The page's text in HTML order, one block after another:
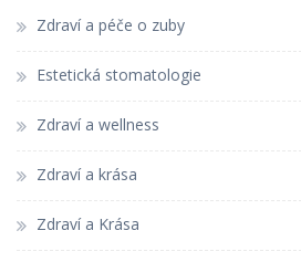
Zdraví a péče o zuby
Estetická stomatologie
Zdraví a wellness
Zdraví a krása
Zdraví a Krása